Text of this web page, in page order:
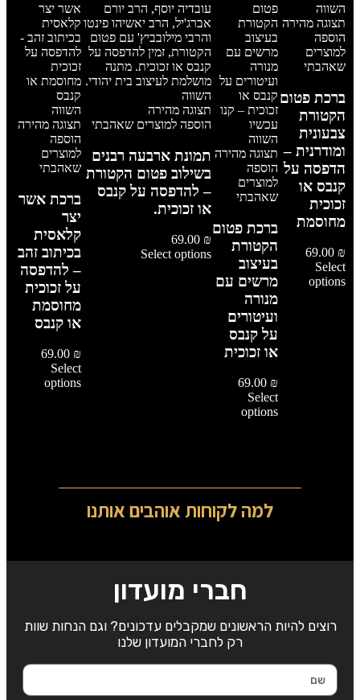
השווה
תצוגה מהירה
הוספה
למוצרים
שאהבתי
ברכת פטום
הקטורת
צבעונית
ומודרנית –
הדפסה על
קנבס או
זכוכית
מחוסמת
69.00 ₪
Select
options
השווה
תצוגה מהירה
הוספה
למוצרים
שאהבתי
ברכת פטום
הקטורת
בעיצוב
מרשים עם
מנורה
ועיטורים
על קנבס
או זכוכית
69.00 ₪
Select
options
השווה
תצוגה מהירה
הוספה למוצרים שאהבתי
תמונת ארבעה רבנים
בשילוב פטום הקטורת
– להדפסה על קנבס
או זכוכית.
69.00 ₪
Select options
השווה
תצוגה מהירה
הוספה
למוצרים
שאהבתי
ברכת אשר
יצר
קלאסית
בכיתוב זהב
– להדפסה
על זכוכית
מחוסמת
או קנבס
69.00 ₪
Select
options
למה לקוחות אוהבים אותנו
חברי מועדון
רוצים להיות הראשונים שמקבלים עדכונים? וגם הנחות שוות
רק לחברי המועדון שלנו